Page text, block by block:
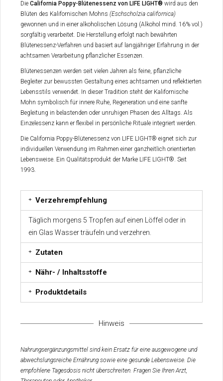
Die California Poppy-Blütenessenz von LIFE LIGHT® wird aus den
Blüten des Kalifornischen Mohns (Eschscholzia californica)
gewonnen und in einer alkoholischen Lösung (Alkohol mind. 16% vol.)
sorgfältig verarbeitet. Die Herstellung erfolgt nach bewährten
Blütenessenz-Verfahren und basiert auf langjähriger Erfahrung in der
achtsamen Verarbeitung pflanzlicher Essenzen.
Blütenessenzen werden seit vielen Jahren als feine, pflanzliche
Begleiter zur bewussten Gestaltung eines achtsamen und reflektierten
Lebensstils verwendet. In dieser Tradition steht der Kalifornische
Mohn symbolisch für innere Ruhe, Regeneration und eine sanfte
Begleitung in belastenden oder unruhigen Phasen des Alltags. Als
Einzelessenz kann er flexibel in persönliche Rituale integriert werden.
Die California Poppy-Blütenessenz von LIFE LIGHT® eignet sich zur
individuellen Verwendung im Rahmen einer ganzheitlich orientierten
Lebensweise. Ein Qualitätsprodukt der Marke LIFE LIGHT®. Seit
1993.
Verzehrempfehlung
Täglich morgens 5 Tropfen auf einen Löffel oder in
ein Glas Wasser träufeln und verzehren.
Zutaten
Nähr- / Inhaltsstoffe
Produktdetails
Hinweis
Nahrungsergänzungsmittel sind kein Ersatz für eine ausgewogene und
abwechslungsreiche Ernährung sowie eine gesunde Lebensweise. Die
empfohlene Tagesdosis nicht überschreiten. Fragen Sie Ihren Arzt,